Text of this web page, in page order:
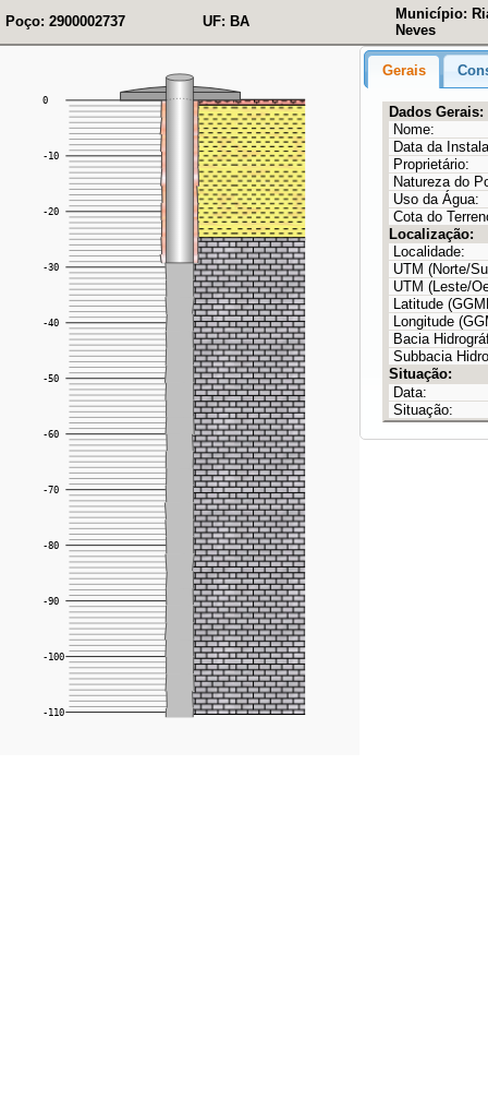
Poço: 2900002737 UF: BA
Município:
Neves
Gerais
Dados Gerais:
Nome:
Data da
Proprietário:
Natureza do
Uso da Água:
Cota do
Localização:
Localidade:
UTM (Norte/
UTM (Leste/
Latitude
Longitude
Bacia
Subbacia
Situação:
Data:
Situação: